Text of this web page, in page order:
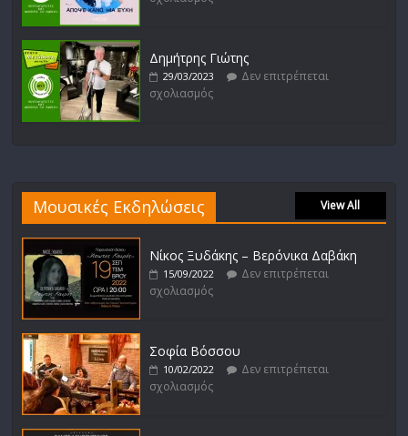
Δημήτρης Γιώτης
29/03/2023
Δεν επιτρέπεται
σχολιασμός
Μουσικές Εκδηλώσεις View All
Νίκος Ξυδάκης – Βερόνικα Δαβάκη
15/09/2022
Δεν επιτρέπεται
σχολιασμός
Σοφία Βόσσου
10/02/2022
Δεν επιτρέπεται
σχολιασμός